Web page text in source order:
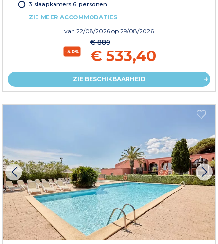
3 slaapkamers 6 personen
ZIE MEER ACCOMMODATIES
van 22/08/2026 op 29/08/2026
-40%
€ 889
€ 533,40
ZIE BESCHIKBAARHEID